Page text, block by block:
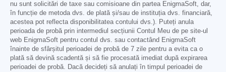
nu sunt solicitări de taxe sau comisioane din partea EnigmaSoft, dar,
în funcție de metoda dvs. de plată și/sau de instituția dvs. financiară,
acestea pot reflecta disponibilitatea contului dvs.). Puteți anula
perioada de probă prin intermediul secțiunii Contul Meu de pe site-ul
web EnigmaSoft pentru contul dvs. sau contactând EnigmaSoft
înainte de sfârșitul perioadei de probă de 7 zile pentru a evita ca o
plată să devină scadentă și să fie procesată imediat după expirarea
perioadei de probă. Dacă decideți să anulați în timpul perioadei de